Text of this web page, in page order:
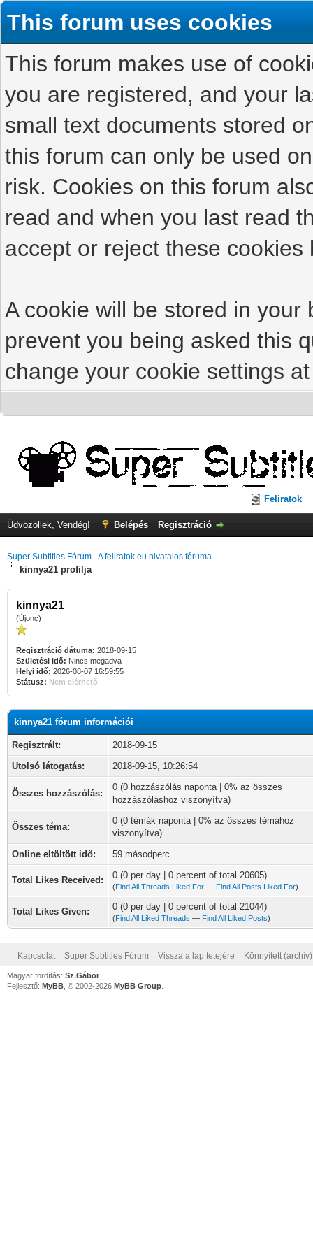
This forum uses cookies
This forum makes use of
you are registered, and your
small text documents stored
this forum can only be used
risk. Cookies on this forum
read and when you last read
accept or reject these cookies
A cookie will be stored in
prevent you being asked this
change your cookie settings
Feliratok
Üdvözöllek, Vendég! Belépés Regisztráció
Super Subtitles Fórum - A feliratok.eu hivatalos fóruma
kinnya21 profilja
kinnya21
(Újonc)
Regisztráció dátuma: 2018-09-15
Születési idő: Nincs megadva
Helyi idő: 2026-08-07 16:59:55
Státusz: Nem elérhető
kinnya21 fórum információi
Regisztrált:
2018-09-15
Utolsó látogatás:
2018-09-15, 10:26:54
Összes hozzászólás:
0 (0 hozzászólás naponta | 0% az összes
hozzászóláshoz viszonyítva)
Összes téma:
0 (0 témák naponta | 0% az összes témához
viszonyítva)
Online eltöltött idő:
59 másodperc
Total Likes Received: 0 (0 per day | 0 percent of total 20605)
(Find All Threads Liked For — Find All Posts Liked For)
Total Likes Given: 0 (0 per day | 0 percent of total 21044)
(Find All Liked Threads — Find All Liked Posts)
Kapcsolat Super Subtitles Fórum Vissza a lap tetejére Könnyített
Magyar fordítás: Sz.Gábor
Fejlesztő: MyBB , © 2002-2026 MyBB Group